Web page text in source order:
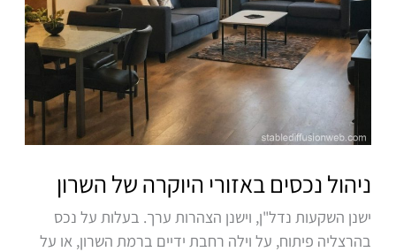
ניהול נכסים באזורי היוקרה של השרון
ישנן השקעות נדל"ן, וישנן הצהרות ערך. בעלות על נכס
בהרצליה פיתוח, על וילה רחבת ידיים ברמת השרון, או על